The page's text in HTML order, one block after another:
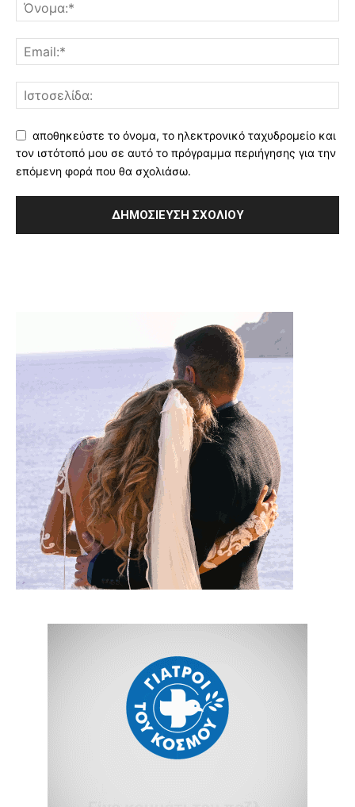
αποθηκεύστε το όνομα, το ηλεκτρονικό ταχυδρομείο και
τον ιστότοπό μου σε αυτό το πρόγραμμα περιήγησης για την
επόμενη φορά που θα σχολιάσω.